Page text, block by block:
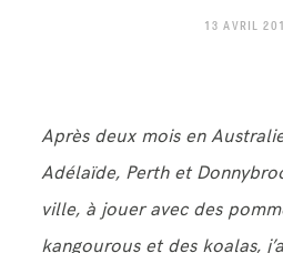
13 AVRIL
Après deux mois en
Adélaïde, Perth et
ville, à jouer avec des
kangourous et des koalas,